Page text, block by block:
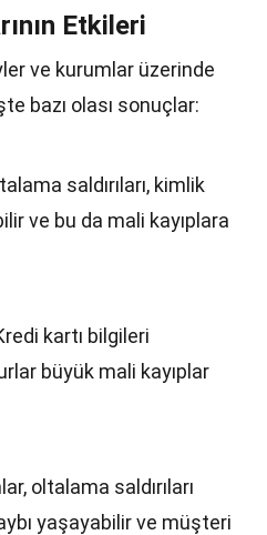
Etkileri
ve kurumlar üzerinde
bazı olası sonuçlar:
saldırıları, kimlik
ve bu da mali kayıplara
kartı bilgileri
büyük mali kayıplar
oltalama saldırıları
yaşayabilir ve müşteri